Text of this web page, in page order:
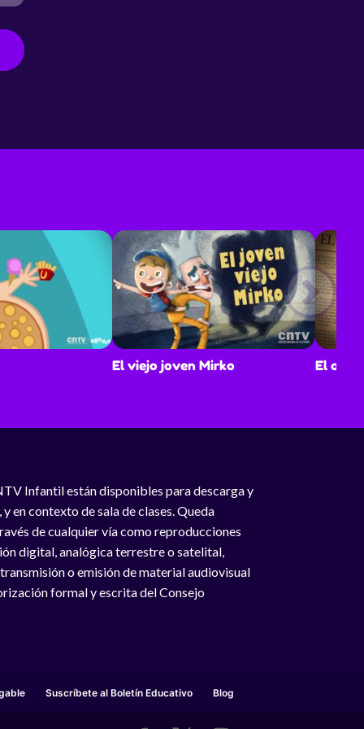
El viejo joven Mirko El
Infantil están disponibles para descarga y
en contexto de sala de clases. Queda
de cualquier vía como reproducciones
digital, analógica terrestre o satelital,
o emisión de material audiovisual
formal y escrita del Consejo
Suscríbete al Boletín Educativo Blog